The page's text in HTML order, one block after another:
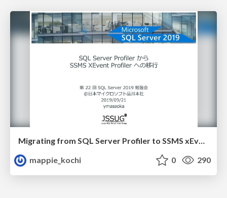
Migrating from SQL Server Profiler to SSMS xEvent Profiler
mappie_kochi
0 290